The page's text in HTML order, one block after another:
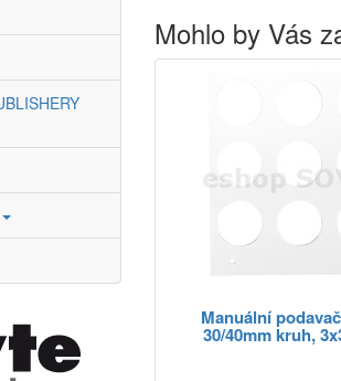
Mohlo by Vás
Manuální
30/40mm kruh,